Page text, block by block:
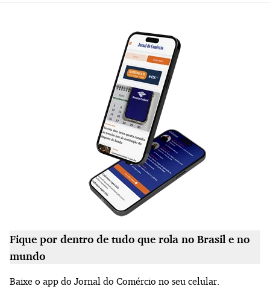
Fique por dentro de tudo que rola no Brasil e no
mundo
Baixe o app do Jornal do Comércio no seu celular.